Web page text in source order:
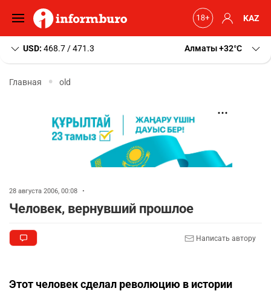
KAZ
USD: 468.7 / 471.3 Алматы+32 C
Главная old
28 августа 2006, 00:08 •
Человек, вернувший прошлое
Написать автору
Этот человек сделал революцию в истории